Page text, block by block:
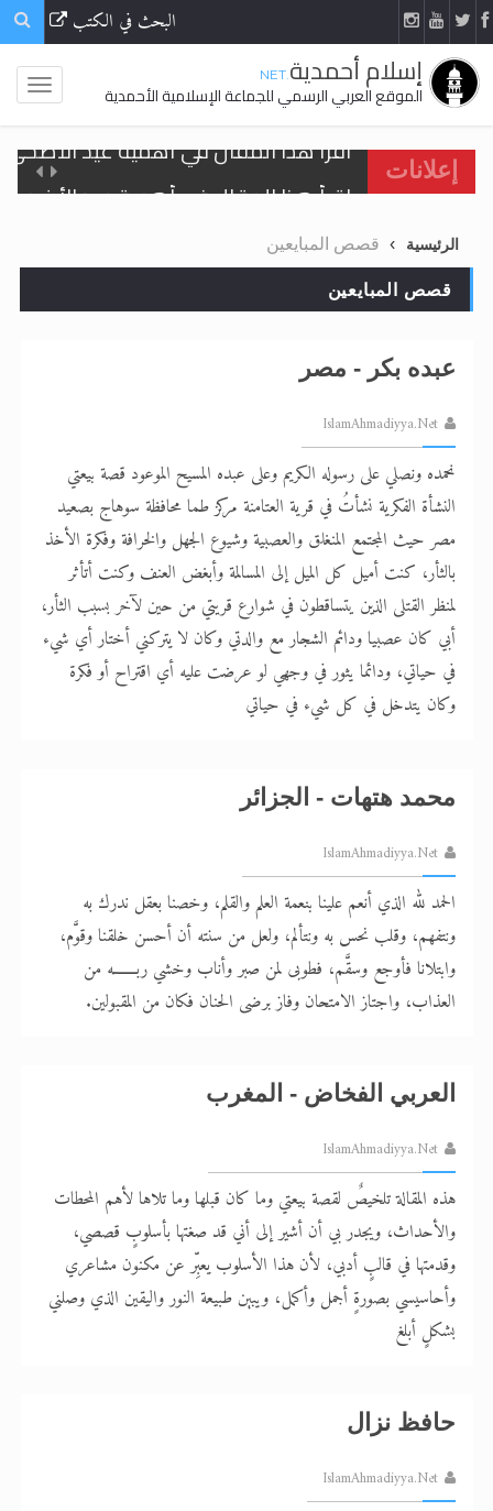
البحث في الكتب
إسلام أحمدية.NET
الموقع العربي الرسمي للجماعة الإسلامية الأحمدية
إعلانات
اقرأ هذا المقال في أهمية عيد
تعميم هامّ لأفراد الجماعة >> المزيد
تعميم هامّ لأفراد الجماعة >> المزيد
اقرأ هذا الكتاب وتعرّف على حقيقة
الحجّ.. دلالات، حِكم، وأهداف >> المزيد
اقرأ هذا المقال في أهمية عيد
الرئيسية قصص المبايعين
قصص المبايعين
عبده بكر - مصر
IslamAhmadiyya.Net
نحمده ونصلي على رسوله الكريم وعلى عبده المسيح الموعود قصة بيعتي
النشأة الفكرية نشأتُ في قرية العتامنة مركز طما محافظة سوهاج بصعيد
مصر حيث المجتمع المنغلق والعصبية وشيوع الجهل والخرافة وفكرة الأخذ
بالثأر، كنت أميل كل الميل إلى المسالمة وأبغض العنف وكنت أتأثر
لمنظر القتلى الذين يتساقطون في شوارع قريتي من حين لآخر بسبب الثأر،
أبي كان عصبيا ودائم الشجار مع والدتي وكان لا يتركني أختار أي شيء
في حياتي، ودائما يثور في وجهي لو عرضت عليه أي اقتراح أو فكرة
وكان يتدخل في كل شيء في حياتي
محمد هتهات - الجزائر
IslamAhmadiyya.Net
الحمد لله الذي أنعم علينا بنعمة العلم والقلم، وخصنا بعقل ندرك به
ونتفهم، وقلب نحس به ونتألم، ولعل من سنته أن أحسن خلقنا وقوَّم،
وابتلانا فأوجع وسقَّم، فطوبى لمن صبر وأناب وخشي ربـــــــه من
العذاب، واجتاز الامتحان وفاز برضى الحنان فكان من المقبولين.
العربي الفخاض - المغرب
IslamAhmadiyya.Net
هذه المقالة تلخيصٌ لقصة بيعتي وما كان قبلها وما تلاها لأهم المحطات
والأحداث، ويجدر بي أن أشير إلى أني قد صغتها بأسلوبٍ قصصي،
وقدمتها في قالبٍ أدبي، لأن هذا الأسلوب يعبِّر عن مكنون مشاعري
وأحاسيسي بصورةٍ أجمل وأكمل، ويبين طبيعة النور واليقين الذي وصلني
بشكلٍ أبلغ
حافظ نزال
IslamAhmadiyya.Net